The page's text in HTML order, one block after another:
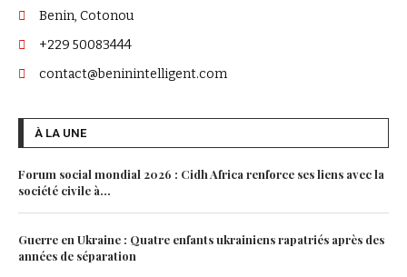
Benin, Cotonou
+229 50083444
contact@beninintelligent.com
À LA UNE
Forum social mondial 2026 : Cidh Africa renforce ses liens avec la
société civile à...
Guerre en Ukraine : Quatre enfants ukrainiens rapatriés après des
années de séparation